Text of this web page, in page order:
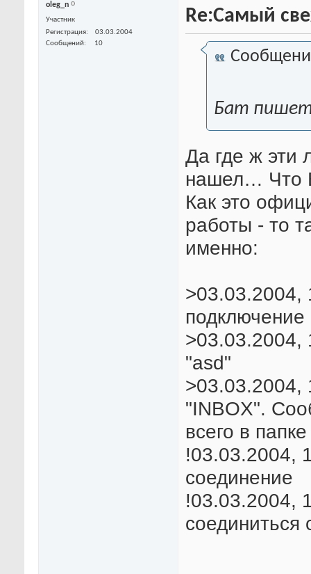
oleg_n
Участник
Регистрация
03.03.2004
Сообщений
10
Re:Самый
Бат пишет
Да где ж эти
нашел… Что
Как это
работы - то
именно:
>03.03.2004,
>03.03.2004,
"asd"
>03.03.2004,
"INBOX".
всего в
!03.03.2004,
соединение
!03.03.2004,
соединиться